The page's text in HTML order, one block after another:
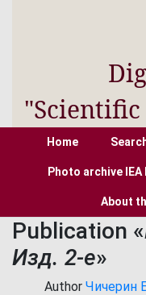
Home
Photo archive IEA
About
Publication «
Изд. 2-е»
Author Чичерин